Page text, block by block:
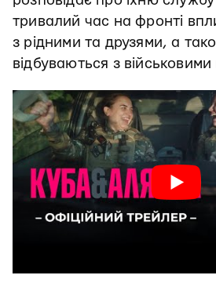
тривалий час на фронті
з рідними та друзями, а
відбуваються з військовими